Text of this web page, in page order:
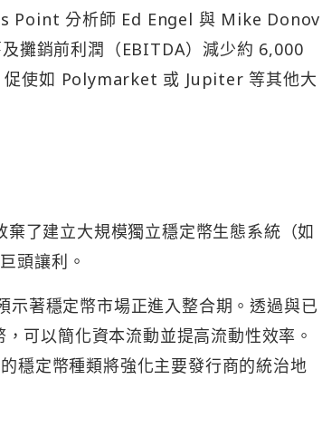
Point 分析師 Ed Engel 與 Mike Donov
攤銷前利潤（EBITDA）減少約 6,000
促使如 Polymarket 或 Jupiter 等其他大
了建立大規模獨立穩定幣生態系統（如
頭讓利。
著穩定幣市場正進入整合期。透過與已
可以簡化資本流動並提高流動性效率。
穩定幣種類將強化主要發行商的統治地